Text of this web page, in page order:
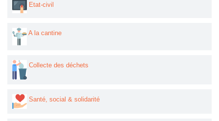
Etat-civil
A la cantine
Collecte des déchets
Santé, social & solidarité